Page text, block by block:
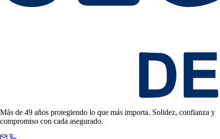
Más de 49 años protegiendo lo que más importa. Solidez, confianza y
compromiso con cada asegurado.